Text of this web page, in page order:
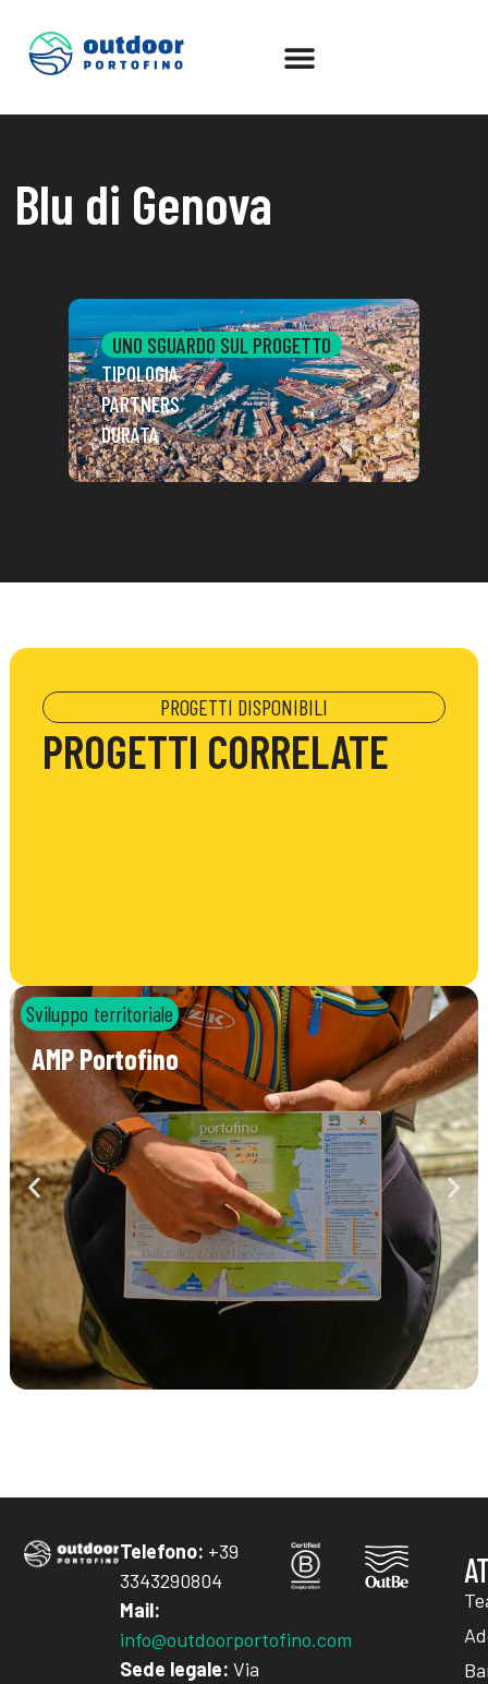
Blu di Genova
UNO SGUARDO SUL PROGETTO
TIPOLOGIA
PARTNERS
DURATA
PROGETTI DISPONIBILI
PROGETTI CORRELATE
AMP Portofino
Sviluppo territoriale
Telefono: +39
3343290804
Mail:
info@outdoorportofino.com
Sede legale: Via